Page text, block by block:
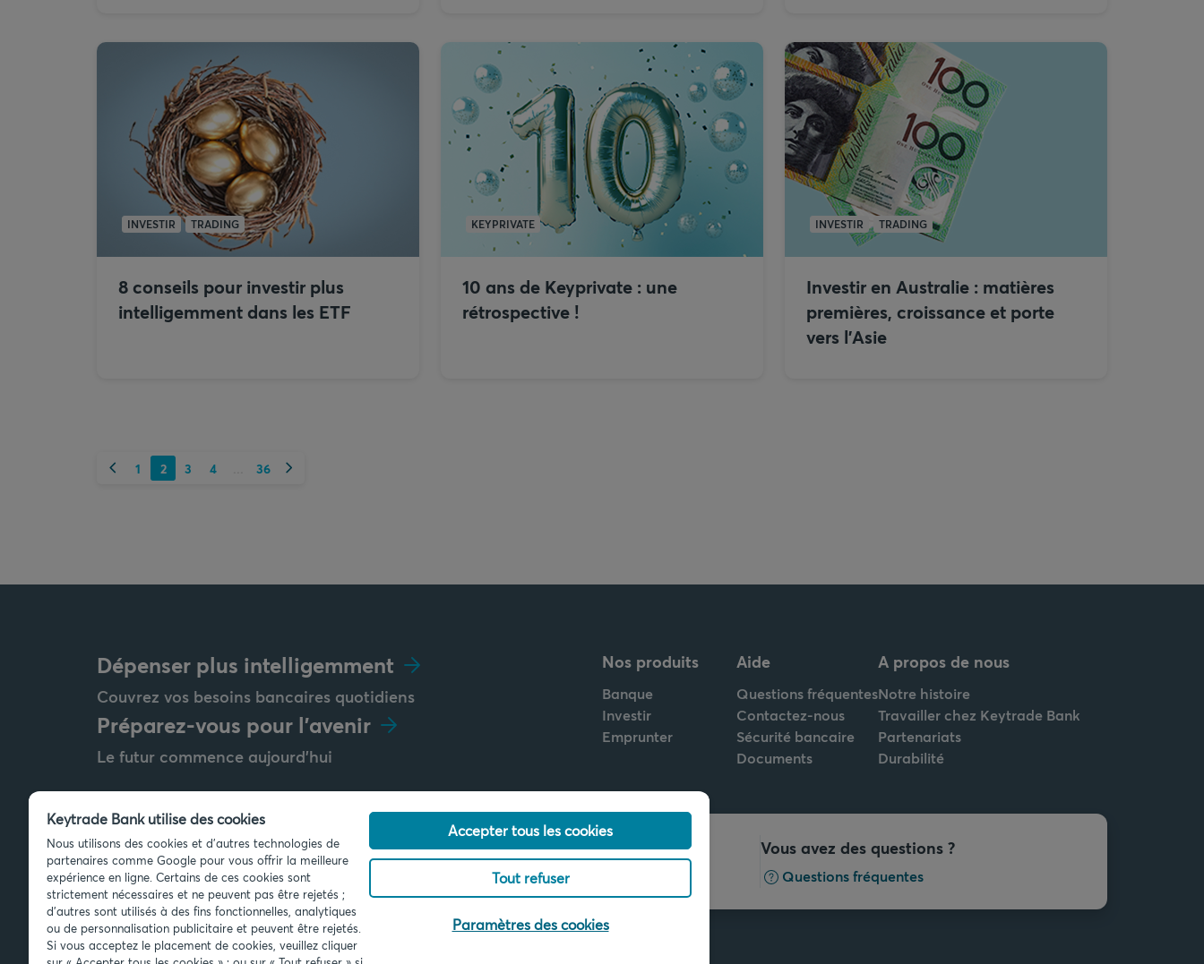
INVESTIR TRADING
8 conseils pour investir plus
intelligemment dans les ETF
KEYPRIVATE
10 ans de Keyprivate : une
rétrospective !
INVESTIR TRADING
Investir en Australie : matières
premières, croissance et porte
vers l’Asie
Précédent
1 2 3 4 36 Suivant
Dépenser plus intelligemment
Couvrez vos besoins bancaires quotidiens
Préparez-vous pour l'avenir
Le futur commence aujourd'hui
Nos produits
Banque
Investir
Emprunter
Aide
Questions fréquentes
Contactez-nous
Sécurité bancaire
Documents
A propos de nous
Notre histoire
Travailler chez Keytrade Bank
Partenariats
Durabilité
Envoyez-nous un message
info@keytradebank.com
Appelez-nous
+32 2 679 90 00
Vous avez des questions ?
Questions fréquentes
Keytrade Bank utilise des cookies
Nous utilisons des cookies et d'autres technologies de
partenaires comme Google pour vous offrir la meilleure
expérience en ligne. Certains de ces cookies sont
strictement nécessaires et ne peuvent pas être rejetés ;
d'autres sont utilisés à des fins fonctionnelles, analytiques
ou de personnalisation publicitaire et peuvent être rejetés.
Si vous acceptez le placement de cookies, veuillez cliquer
Accepter tous les cookies
Tout refuser
Paramètres des cookies